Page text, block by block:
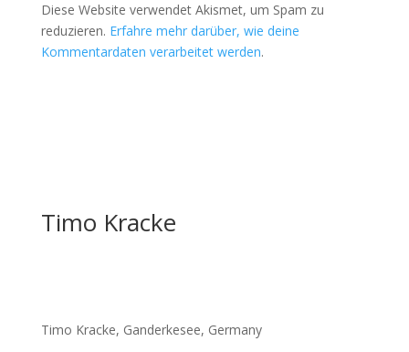
Diese Website verwendet Akismet, um Spam zu
reduzieren. Erfahre mehr darüber, wie deine
Kommentardaten verarbeitet werden.
Timo Kracke
Timo Kracke, Ganderkesee, Germany